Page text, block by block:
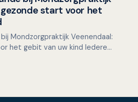
gezonde start voor het
Mondzorgpraktijk Veenendaal:
het gebit van uw kind Iedere